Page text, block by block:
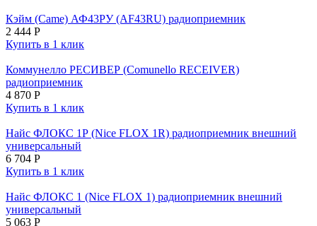
Кэйм (Came) АФ43РУ (AF43RU) радиоприемник
2 444 Р
Купить в 1 клик
Коммунелло РЕСИВЕР (Comunello RECEIVER)
радиоприемник
4 870 Р
Купить в 1 клик
Найс ФЛОКС 1Р (Nice FLOX 1R) радиоприемник внешний
универсальный
6 704 Р
Купить в 1 клик
Найс ФЛОКС 1 (Nice FLOX 1) радиоприемник внешний
универсальный
5 063 Р